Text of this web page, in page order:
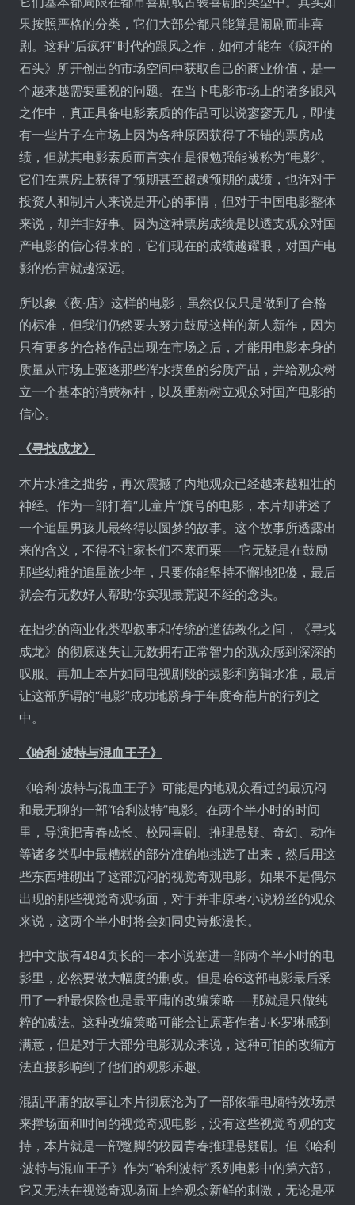
果按照严格的分类，它们大部分都只能算是闹剧而非喜
剧。这种“后疯狂”时代的跟风之作，如何才能在《疯狂的
石头》所开创出的市场空间中获取自己的商业价值，是一
个越来越需要重视的问题。在当下电影市场上的诸多跟风
之作中，真正具备电影素质的作品可以说寥寥无几，即使
有一些片子在市场上因为各种原因获得了不错的票房成
绩，但就其电影素质而言实在是很勉强能被称为“电影”。
它们在票房上获得了预期甚至超越预期的成绩，也许对于
投资人和制片人来说是开心的事情，但对于中国电影整体
来说，却并非好事。因为这种票房成绩是以透支观众对国
产电影的信心得来的，它们现在的成绩越耀眼，对国产电
影的伤害就越深远。
所以象《夜·店》这样的电影，虽然仅仅只是做到了合格
的标准，但我们仍然要去努力鼓励这样的新人新作，因为
只有更多的合格作品出现在市场之后，才能用电影本身的
质量从市场上驱逐那些浑水摸鱼的劣质产品，并给观众树
立一个基本的消费标杆，以及重新树立观众对国产电影的
信心。
《寻找成龙》
本片水准之拙劣，再次震撼了内地观众已经越来越粗壮的
神经。作为一部打着“儿童片”旗号的电影，本片却讲述了
一个追星男孩儿最终得以圆梦的故事。这个故事所透露出
来的含义，不得不让家长们不寒而栗──它无疑是在鼓励
那些幼稚的追星族少年，只要你能坚持不懈地犯傻，最后
就会有无数好人帮助你实现最荒诞不经的念头。
在拙劣的商业化类型叙事和传统的道德教化之间，《寻找
成龙》的彻底迷失让无数拥有正常智力的观众感到深深的
叹服。再加上本片如同电视剧般的摄影和剪辑水准，最后
让这部所谓的“电影”成功地跻身于年度奇葩片的行列之
中。
《哈利·波特与混血王子》
《哈利·波特与混血王子》可能是内地观众看过的最沉闷
和最无聊的一部“哈利波特”电影。在两个半小时的时间
里，导演把青春成长、校园喜剧、推理悬疑、奇幻、动作
等诸多类型中最糟糕的部分准确地挑选了出来，然后用这
些东西堆砌出了这部沉闷的视觉奇观电影。如果不是偶尔
出现的那些视觉奇观场面，对于并非原著小说粉丝的观众
来说，这两个半小时将会如同史诗般漫长。
把中文版有484页长的一本小说塞进一部两个半小时的电
影里，必然要做大幅度的删改。但是哈6这部电影最后采
用了一种最保险也是最平庸的改编策略──那就是只做纯
粹的减法。这种改编策略可能会让原著作者J·K·罗琳感到
满意，但是对于大部分电影观众来说，这种可怕的改编方
法直接影响到了他们的观影乐趣。
混乱平庸的故事让本片彻底沦为了一部依靠电脑特效场景
来撑场面和时间的视觉奇观电影，没有这些视觉奇观的支
持，本片就是一部蹩脚的校园青春推理悬疑剧。但《哈利
·波特与混血王子》作为“哈利波特”系列电影中的第六部，
它又无法在视觉奇观场面上给观众新鲜的刺激，无论是巫